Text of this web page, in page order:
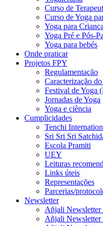
Curso de
Curso de Yoga
Yoga para
Yoga Pré e Pós-
Yoga para bebés
Onde praticar
Projetos FPY
Regulamentação
Caracterização
Festival de Yoga
Jornadas de Yoga
Yoga e ciência
Cumplicidades
Tenchi
Sri Sri Sri
Escola Pramiti
UEY
Leituras
Links úteis
Representações
Parcerias/
Newsletter
Añjali Newsletter
Añjali Newsletter